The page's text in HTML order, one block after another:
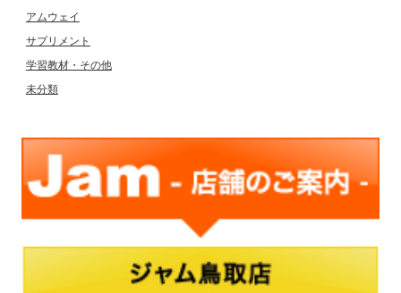
アムウェイ
サプリメント
学習教材・その他
未分類